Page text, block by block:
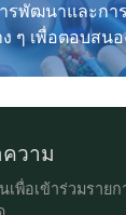
รพัฒนาและกา
ๆ เพื่อตอบสน
วาม
เพื่อเข้าร่วมราย